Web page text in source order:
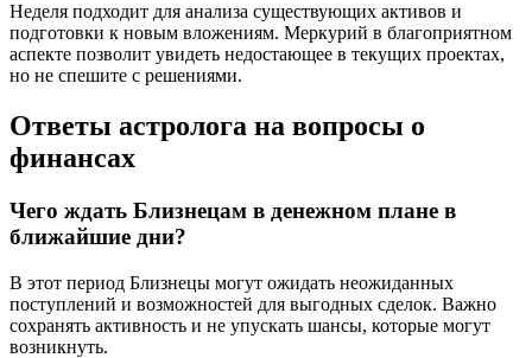
Неделя подходит для анализа существующих активов и
подготовки к новым вложениям. Меркурий в благоприятном
аспекте позволит увидеть недостающее в текущих проектах,
но не спешите с решениями.
Ответы астролога на вопросы о
финансах
Чего ждать Близнецам в денежном плане в
ближайшие дни?
В этот период Близнецы могут ожидать неожиданных
поступлений и возможностей для выгодных сделок. Важно
сохранять активность и не упускать шансы, которые могут
возникнуть.